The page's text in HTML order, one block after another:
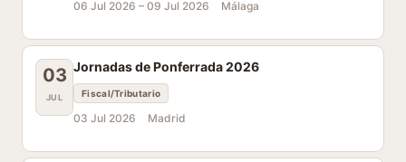
06 Jul 2026 – 09 Jul 2026 Málaga
03
JUL
Jornadas de Ponferrada 2026
Fiscal/Tributario
03 Jul 2026 Madrid